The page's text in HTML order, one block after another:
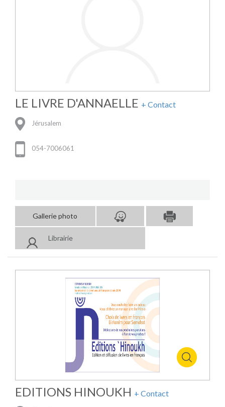
LE LIVRE D'ANNAELLE + Contact
Jérusalem
054-7006061
Gallerie photo
Librairie
EDITIONS HINOUKH + Contact